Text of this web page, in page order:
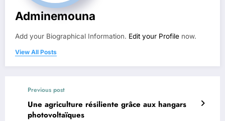
Adminemouna
Add your Biographical Information. Edit your Profile now.
View All Posts
Previous post
Une agriculture résiliente grâce aux hangars
photovoltaïques